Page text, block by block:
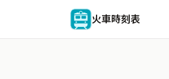
火車時刻表